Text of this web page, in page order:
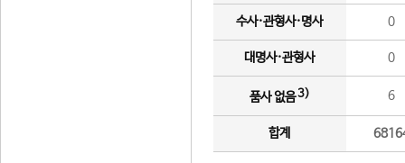
수사·관형사·명사 0
대명사·관형사 0
품사 없음3) 6
합계